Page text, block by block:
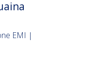
EMI |